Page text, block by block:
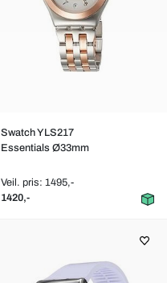
Swatch YLS217
Essentials Ø33mm
Veil. pris: 1495,-
1420,-